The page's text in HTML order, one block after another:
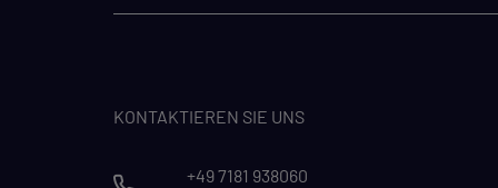
KONTAKTIEREN SIE UNS
+49 7181 938060